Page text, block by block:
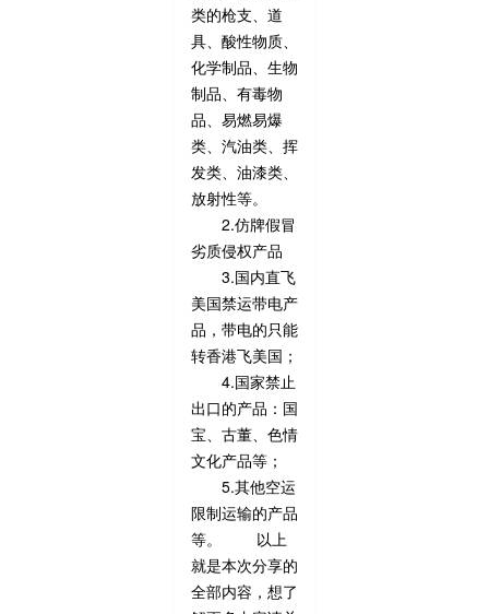
类的枪支、道
具、酸性物质、
化学制品、生物
制品、有毒物
品、易燃易爆
类、汽油类、挥
发类、油漆类、
放射性等。
2.仿牌假冒
劣质侵权产品
3.国内直飞
美国禁运带电产
品，带电的只能
转香港飞美国；
4.国家禁止
出口的产品：国
宝、古董、色情
文化产品等；
5.其他空运
限制运输的产品
等。 以上
就是本次分享的
全部内容，想了